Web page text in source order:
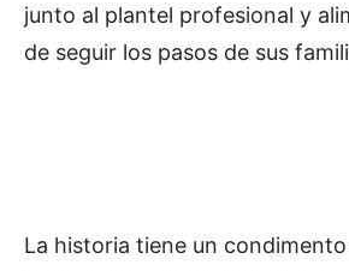
junto al plantel profesional y
de seguir los pasos de sus
La historia tiene un